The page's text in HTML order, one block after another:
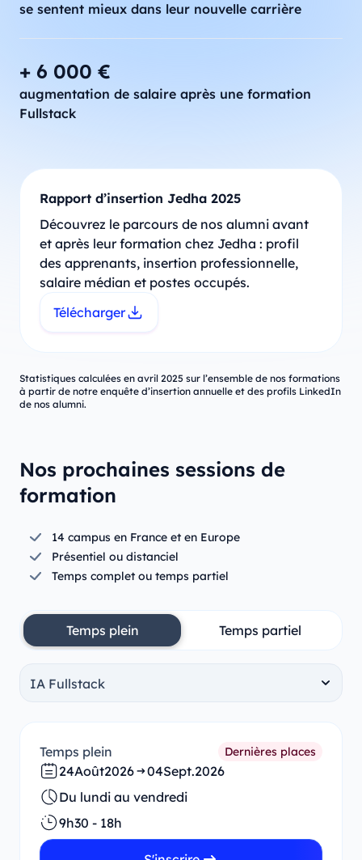
se sentent mieux dans leur nouvelle carrière
+ 6 000 €
augmentation de salaire après une formation
Fullstack
Rapport d’insertion Jedha 2025
Découvrez le parcours de nos alumni avant
et après leur formation chez Jedha : profil
des apprenants, insertion professionnelle,
salaire médian et postes occupés.
Télécharger
Statistiques calculées en avril 2025 sur l’ensemble de nos formations
à partir de notre enquête d’insertion annuelle et des profils LinkedIn
de nos alumni.
Nos prochaines sessions de
formation
14 campus en France et en Europe
Présentiel ou distanciel
Temps complet ou temps partiel
Temps plein Temps partiel
Temps plein Dernières places
24Août2026 04Sept.2026
Du lundi au vendredi
9h30 - 18h